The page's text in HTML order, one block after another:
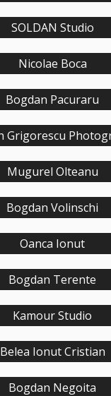
SOLDAN Studio
Nicolae Boca
Bogdan Pacuraru
Grigorescu
Mugurel Olteanu
Bogdan Volinschi
Oanca Ionut
Bogdan Terente
Kamour Studio
Belea Ionut Cristian
Bogdan Negoita